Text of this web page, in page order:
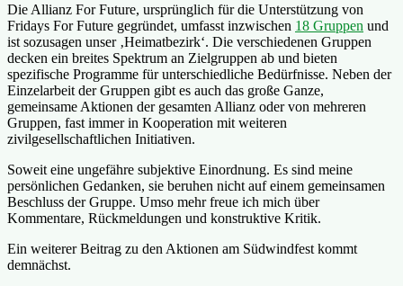
Die Allianz For Future, ursprünglich für die Unterstützung von
Fridays For Future gegründet, umfasst inzwischen 18 Gruppen und
ist sozusagen unser ‚Heimatbezirk‘. Die verschiedenen Gruppen
decken ein breites Spektrum an Zielgruppen ab und bieten
spezifische Programme für unterschiedliche Bedürfnisse. Neben der
Einzelarbeit der Gruppen gibt es auch das große Ganze,
gemeinsame Aktionen der gesamten Allianz oder von mehreren
Gruppen, fast immer in Kooperation mit weiteren
zivilgesellschaftlichen Initiativen.
Soweit eine ungefähre subjektive Einordnung. Es sind meine
persönlichen Gedanken, sie beruhen nicht auf einem gemeinsamen
Beschluss der Gruppe. Umso mehr freue ich mich über
Kommentare, Rückmeldungen und konstruktive Kritik.
Ein weiterer Beitrag zu den Aktionen am Südwindfest kommt
demnächst.